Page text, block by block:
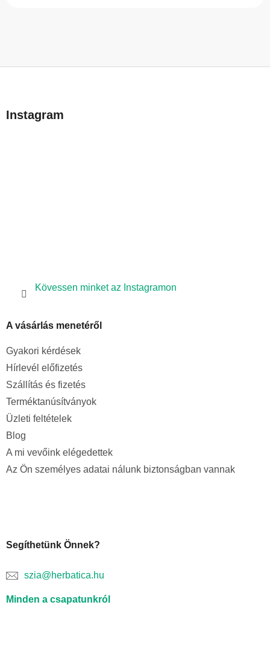
Instagram
Kövessen minket az Instagramon
A vásárlás menetéről
Gyakori kérdések
Hírlevél előfizetés
Szállítás és fizetés
Terméktanúsítványok
Üzleti feltételek
Blog
A mi vevőink elégedettek
Az Ön személyes adatai nálunk biztonságban vannak
Segíthetünk Önnek?
szia@herbatica.hu
Minden a csapatunkról